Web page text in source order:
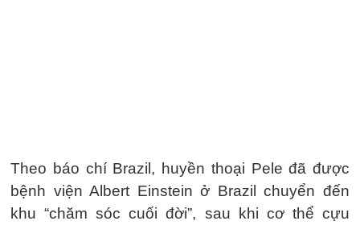
Theo báo chí Brazil, huyền thoại Pele đã được
bệnh viện Albert Einstein ở Brazil chuyển đến
khu “chăm sóc cuối đời”, sau khi cơ thể cựu